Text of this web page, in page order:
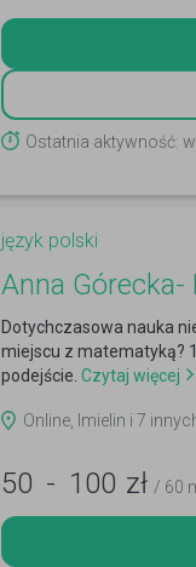
Ostatnia aktywność:
język polski
Anna Górecka-
Dotychczasowa nauka
miejscu z matematyką?
podejście. Czytaj więcej
Online, Imielin i 7
50 - 100 zł / 60